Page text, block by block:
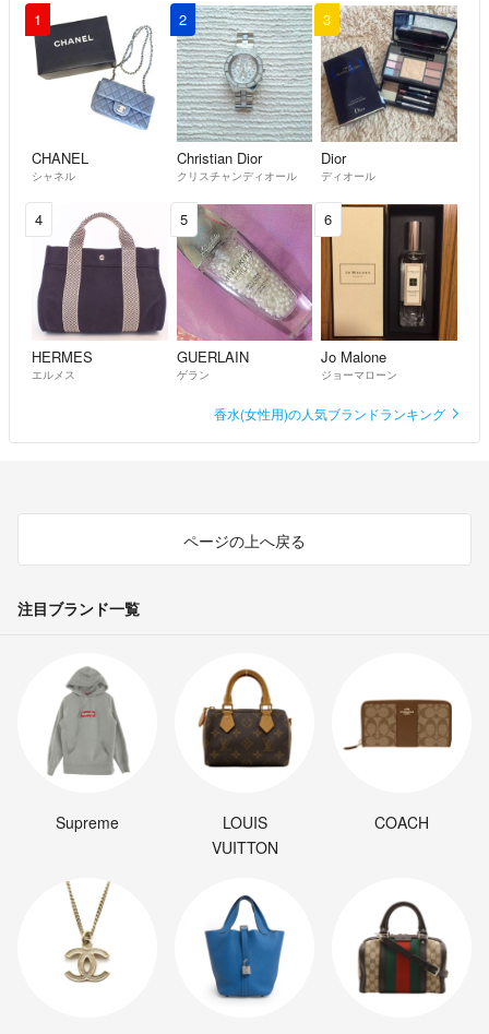
1
CHANEL
シャネル
2
Christian Dior
クリスチャンディオール
3
Dior
ディオール
4
HERMES
エルメス
5
GUERLAIN
ゲラン
6
Jo Malone
ジョーマローン
香水(女性用)の人気ブランドランキング
ページの上へ戻る
注目ブランド一覧
Supreme
LOUIS
VUITTON
COACH